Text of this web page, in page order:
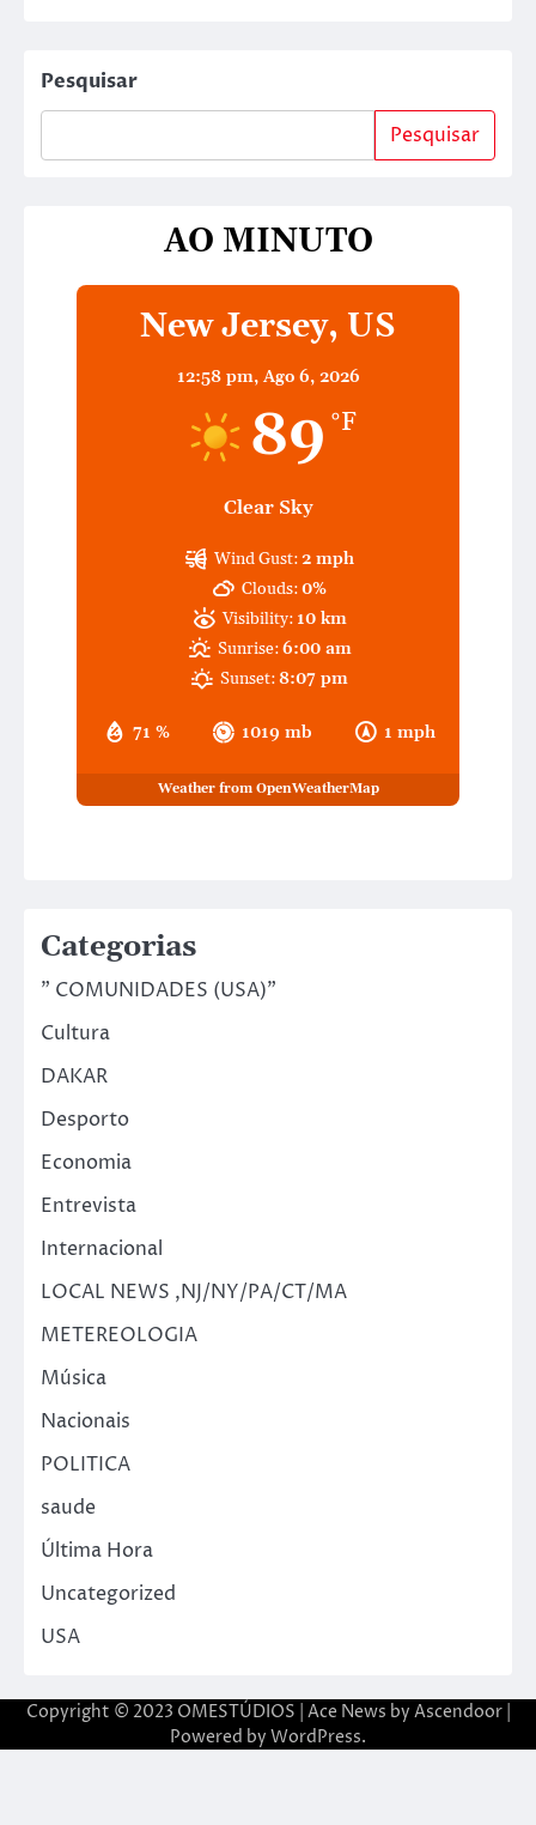
Pesquisar
Pesquisar
AO MINUTO
New Jersey, US
12:58 pm, Ago 6, 2026
89 °F
Clear Sky
71 % 1019 mb 1 mph
Wind Gust:2 mph
Clouds:0%
Visibility: 10 km
Sunrise:6:00 am
Sunset:8:07 pm
Weather from OpenWeatherMap
Categorias
" COMUNIDADES (USA)"
Cultura
DAKAR
Desporto
Economia
Entrevista
Internacional
LOCAL NEWS ,NJ/NY/PA/CT/MA
METEREOLOGIA
Música
Nacionais
POLITICA
saude
Última Hora
Uncategorized
USA
Copyright © 2023 OMESTÚDIOS | Ace News by Ascendoor|
Powered by WordPress.